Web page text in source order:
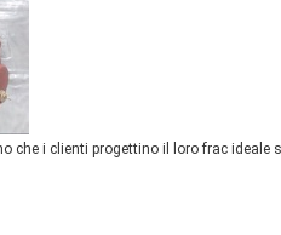
che i clienti progettino il loro frac